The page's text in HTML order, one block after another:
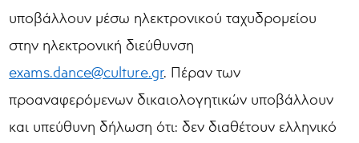
υποβάλλουν μέσω ηλεκτρονικού ταχυδρομείου
στην ηλεκτρονική διεύθυνση
exams.dance@culture.gr. Πέραν των
προαναφερόμενων δικαιολογητικών υποβάλλουν
και υπεύθυνη δήλωση ότι: δεν διαθέτουν ελληνικό